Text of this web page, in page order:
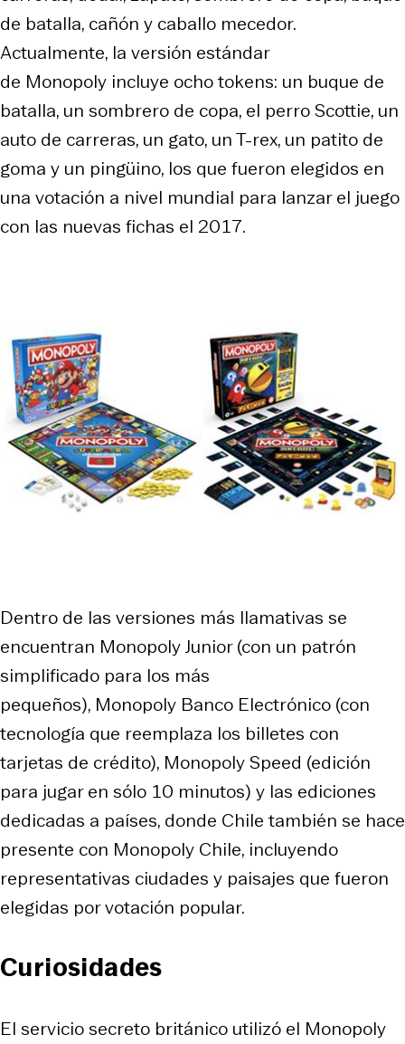
de batalla, cañón y caballo mecedor.
Actualmente, la versión estándar
de Monopoly incluye ocho tokens: un buque de
batalla, un sombrero de copa, el perro Scottie, un
auto de carreras, un gato, un T-rex, un patito de
goma y un pingüino, los que fueron elegidos en
una votación a nivel mundial para lanzar el juego
con las nuevas fichas el 2017.
Dentro de las versiones más llamativas se
encuentran Monopoly Junior (con un patrón
simplificado para los más
pequeños), Monopoly Banco Electrónico (con
tecnología que reemplaza los billetes con
tarjetas de crédito), Monopoly Speed (edición
para jugar en sólo 10 minutos) y las ediciones
dedicadas a países, donde Chile también se hace
presente con Monopoly Chile, incluyendo
representativas ciudades y paisajes que fueron
elegidas por votación popular.
Curiosidades
El servicio secreto británico utilizó el Monopoly